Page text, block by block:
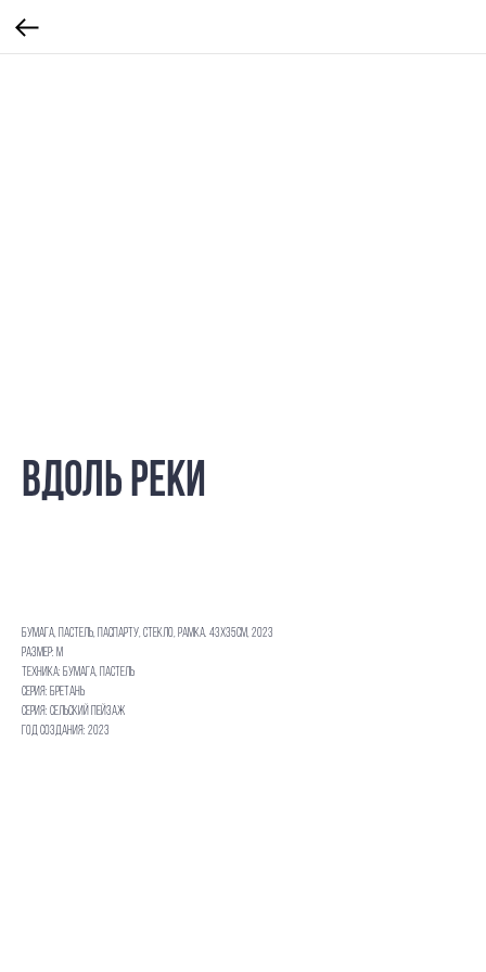
Вдоль реки
Бумага, пастель, паспарту, стекло, рамка. 43Х35см, 2023
Размер: M
Техника: Бумага, пастель
Серия: Бретань
Серия: Сельский пейзаж
Год создания: 2023